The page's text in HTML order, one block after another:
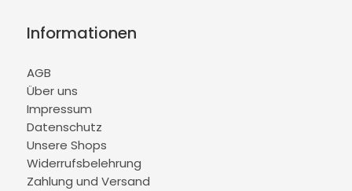
Informationen
AGB
Über uns
Impressum
Datenschutz
Unsere Shops
Widerrufsbelehrung
Zahlung und Versand